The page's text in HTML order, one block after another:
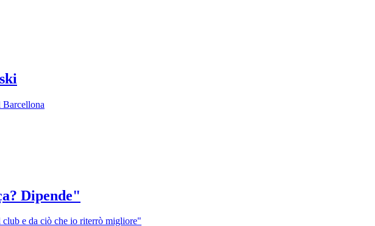
Barcellona
Dipende"
e da ciò che io riterrò migliore"